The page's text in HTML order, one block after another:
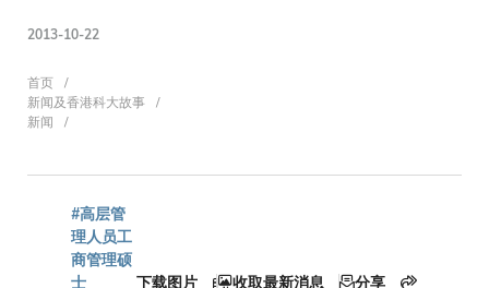
2013-10-22
面
包
首页
新闻及香港科大故事
新闻
#高层管
理人员工
商管理硕
士
下载图片 收取最新消息 分享